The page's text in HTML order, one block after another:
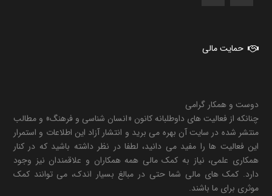
حمایت مالی
دوست و همکار گرامی
چنانکه از فعالیت های داوطلبانه کانون «انسان شناسی و فرهنگ» و مطالب
منتشر شده در سایت آن بهره می برید و انتشار آزاد این اطلاعات و استمرار
این فعالیت ها را مفید می دانید، لطفا در نظر داشته باشید که در کنار
همکاری علمی، نیاز به کمک مالی همه همکاران و علاقمندان نیز وجود
دارد. کمک های مالی شما حتی در مبالغ بسیار اندک، می توانند کمک
موثری برای ما باشند.